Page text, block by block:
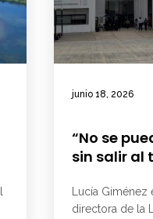
junio 18, 2026
“No se
sin salir al
Lucía
directora de la